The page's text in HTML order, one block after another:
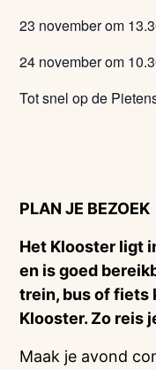
23 november om
24 november om
Tot snel op de
PLAN JE BEZOEK
Het Klooster ligt
en is goed
trein, bus of fiets
Klooster. Zo reis
Maak je avond